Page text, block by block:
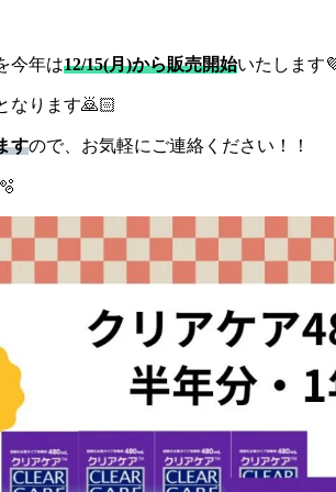
今年は12/15(月)から販売開始いたします
なります🙇🏻
すので、お気軽にご連絡ください！！